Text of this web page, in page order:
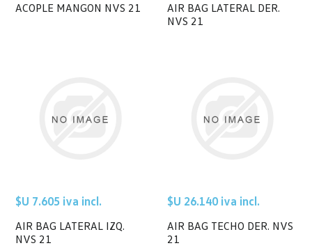
ACOPLE MANGON NVS 21
AIR BAG LATERAL DER.
NVS 21
$U 7.605 iva incl.
AIR BAG LATERAL IZQ.
NVS 21
$U 26.140 iva incl.
AIR BAG TECHO DER. NVS
21